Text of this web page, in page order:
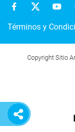
Términos y
Copyright Sitio